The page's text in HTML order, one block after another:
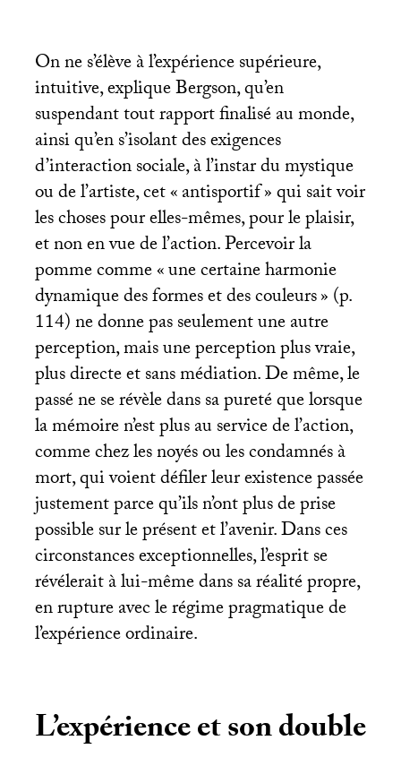
On ne s’élève à l’expérience supérieure,
intuitive, explique Bergson, qu’en
suspendant tout rapport finalisé au monde,
ainsi qu’en s’isolant des exigences
d’interaction sociale, à l’instar du mystique
ou de l’artiste, cet «antisportif» qui sait voir
les choses pour elles-mêmes, pour le plaisir,
et non en vue de l’action. Percevoir la
pomme comme «une certaine harmonie
dynamique des formes et des couleurs» (p.
114) ne donne pas seulement une autre
perception, mais une perception plus vraie,
plus directe et sans médiation. De même, le
passé ne se révèle dans sa pureté que lorsque
la mémoire n’est plus au service de l’action,
comme chez les noyés ou les condamnés à
mort, qui voient défiler leur existence passée
justement parce qu’ils n’ont plus de prise
possible sur le présent et l’avenir. Dans ces
circonstances exceptionnelles, l’esprit se
révélerait à lui-même dans sa réalité propre,
en rupture avec le régime pragmatique de
l’expérience ordinaire.
L’expérience et son double